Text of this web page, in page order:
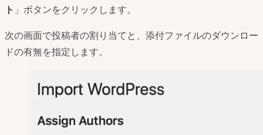
ト 」ボタンをクリックします。
次の画面で投稿者の割り当てと、添付ファイルのダウンロー
ドの有無を指定します。